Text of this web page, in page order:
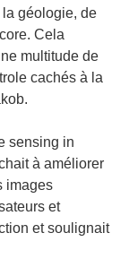
géologie, de
Cela
multitude de
cachés à la
sensing in
à améliorer
images
et
et soulignait